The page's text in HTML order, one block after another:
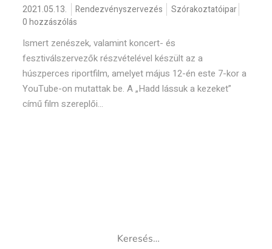
2021.05.13. Rendezvényszervezés
Szórakoztatóipar
0 hozzászólás
Ismert zenészek, valamint koncert- és
fesztiválszervezők részvételével készült az a
húszperces riportfilm, amelyet május 12-én este 7-kor a
YouTube-on mutattak be. A „Hadd lássuk a kezeket”
című film szereplői...